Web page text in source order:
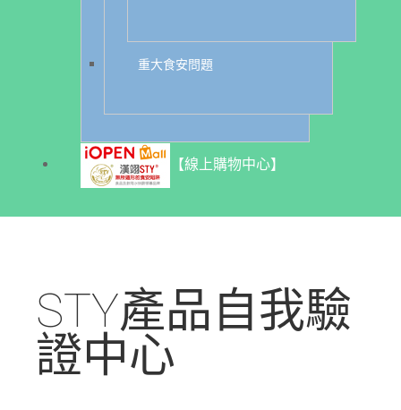
重大食安問題
【線上購物中心】
STY產品自我驗
證中心